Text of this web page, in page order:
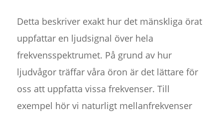
Detta beskriver exakt hur det mänskliga örat
uppfattar en ljudsignal över hela
frekvensspektrumet. På grund av hur
ljudvågor träffar våra öron är det lättare för
oss att uppfatta vissa frekvenser. Till
exempel hör vi naturligt mellanfrekvenser